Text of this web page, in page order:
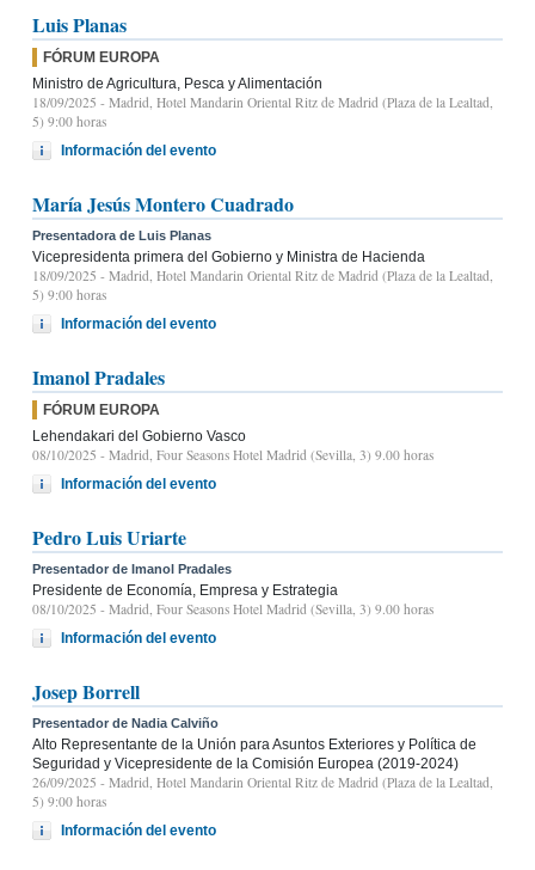
Luis Planas
FÓRUM EUROPA
Ministro de Agricultura, Pesca y Alimentación
18/09/2025 - Madrid, Hotel Mandarin Oriental Ritz de Madrid (Plaza de la Lealtad,
5) 9:00 horas
Información del evento
María Jesús Montero Cuadrado
Presentadora de Luis Planas
Vicepresidenta primera del Gobierno y Ministra de Hacienda
18/09/2025 - Madrid, Hotel Mandarin Oriental Ritz de Madrid (Plaza de la Lealtad,
5) 9:00 horas
Información del evento
Imanol Pradales
FÓRUM EUROPA
Lehendakari del Gobierno Vasco
08/10/2025 - Madrid, Four Seasons Hotel Madrid (Sevilla, 3) 9.00 horas
Información del evento
Pedro Luis Uriarte
Presentador de Imanol Pradales
Presidente de Economía, Empresa y Estrategia
08/10/2025 - Madrid, Four Seasons Hotel Madrid (Sevilla, 3) 9.00 horas
Información del evento
Josep Borrell
Presentador de Nadia Calviño
Alto Representante de la Unión para Asuntos Exteriores y Política de
Seguridad y Vicepresidente de la Comisión Europea (2019-2024)
26/09/2025 - Madrid, Hotel Mandarin Oriental Ritz de Madrid (Plaza de la Lealtad,
5) 9:00 horas
Información del evento